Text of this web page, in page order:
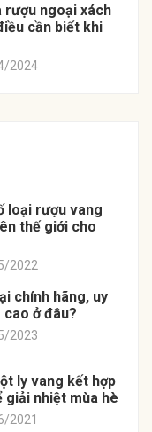
rượu ngoại xách
cần biết khi
2024
loại rượu vang
thế giới cho
2022
chính hãng, uy
ở đâu?
2023
ly vang kết hợp
giải nhiệt mùa hè
2021